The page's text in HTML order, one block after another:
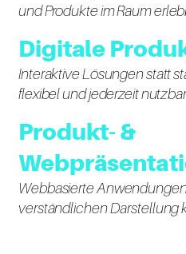
und Produkte im Raum
Digitale
Interaktive Lösungen statt
flexibel und jederzeit
Produkt- &
Webbasierte
verständlichen Darstellung